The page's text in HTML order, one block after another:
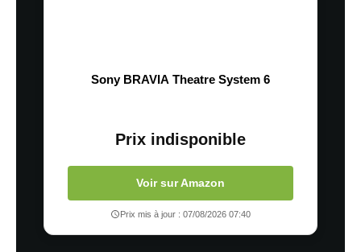
Sony BRAVIA Theatre System 6
Prix indisponible
Voir sur Amazon
Prix mis à jour : 07/08/2026 07:40